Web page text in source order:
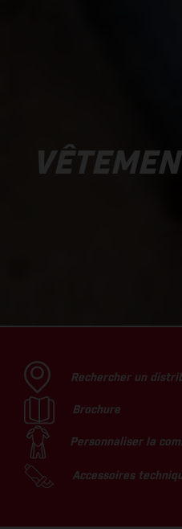
Rechercher un
Brochure
Personnaliser la
Accessoires